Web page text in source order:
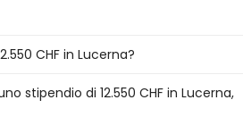
CHF in Lucerna?
stipendio di 12.550 CHF in Lucerna,